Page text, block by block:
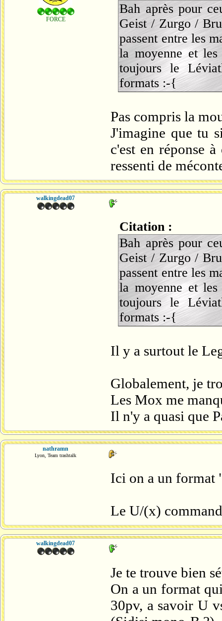
FORCE
Bah après pour
Geist / Zurgo /
passent entre les
la moyenne et
toujours le
formats :-{
Pas compris la
J'imagine que tu
c'est en réponse
ressenti de
walkingdead07
Citation :
Bah après pour
Geist / Zurgo /
passent entre les
la moyenne et
toujours le
formats :-{
Il y a surtout le
Globalement, je
Les Mox me
Il n'y a quasi que
nathramn
Lyon, Team trashtalk
Ici on a un format
Le U/(x)
walkingdead07
Je te trouve bien
On a un format
30pv, a savoir U